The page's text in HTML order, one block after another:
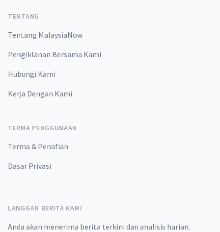
TENTANG
Tentang MalaysiaNow
Pengiklanan Bersama Kami
Hubungi Kami
Kerja Dengan Kami
TERMA PENGGUNAAN
Terma & Penafian
Dasar Privasi
LANGGAN BERITA KAMI
Anda akan menerima berita terkini dan analisis harian.